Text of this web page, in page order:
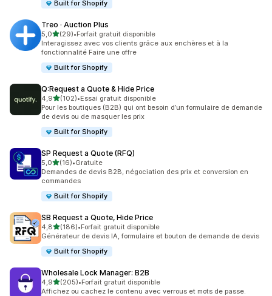
Built for Shopify
Treo · Auction Plus
5,0étoile(s) sur 5
(29)
29 avis au total
•Forfait gratuit disponible
Interagissez avec vos clients grâce aux enchères et à la
fonctionnalité Faire une offre
Built for Shopify
Q:Request a Quote & Hide Price
4,9étoile(s) sur 5
(102)
102 avis au total
•Essai gratuit disponible
Pour les boutiques (B2B) qui ont besoin d’un formulaire de demande
de devis ou de masquer les prix
Built for Shopify
SP Request a Quote (RFQ)
5,0étoile(s) sur 5
(16)
16 avis au total
•Gratuite
Demandes de devis B2B, négociation des prix et conversion en
commandes
Built for Shopify
SB Request a Quote, Hide Price
4,8étoile(s) sur 5
(186)
186 avis au total
•Forfait gratuit disponible
Générateur de devis IA, formulaire et bouton de demande de devis
Built for Shopify
Wholesale Lock Manager: B2B
4,9étoile(s) sur 5
(205)
205 avis au total
•Forfait gratuit disponible
Affichez ou cachez le contenu avec verrous et mots de passe.